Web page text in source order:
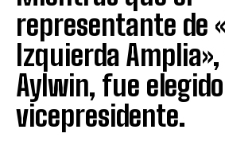
representante de
Izquierda
Aylwin, fue elegido
vicepresidente.